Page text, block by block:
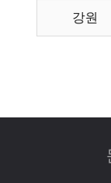
강원